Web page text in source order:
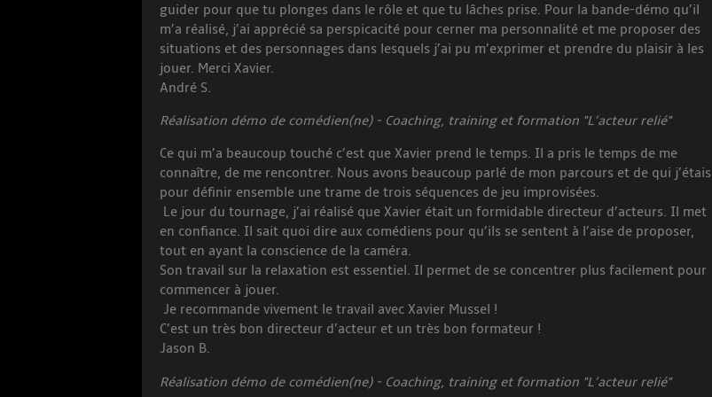
guider pour que tu plonges dans le rôle et que tu lâches prise. Pour la bande-démo qu’il
m’a réalisé, j’ai apprécié sa perspicacité pour cerner ma personnalité et me proposer des
situations et des personnages dans lesquels j’ai pu m’exprimer et prendre du plaisir à les
jouer. Merci Xavier.
André S.
Réalisation démo de comédien(ne) - Coaching, training et formation "L’acteur relié"
Ce qui m’a beaucoup touché c’est que Xavier prend le temps. Il a pris le temps de me
connaître, de me rencontrer. Nous avons beaucoup parlé de mon parcours et de qui j’étais
pour définir ensemble une trame de trois séquences de jeu improvisées.
Le jour du tournage, j’ai réalisé que Xavier était un formidable directeur d’acteurs. Il met
en confiance. Il sait quoi dire aux comédiens pour qu’ils se sentent à l’aise de proposer,
tout en ayant la conscience de la caméra.
Son travail sur la relaxation est essentiel. Il permet de se concentrer plus facilement pour
commencer à jouer.
Je recommande vivement le travail avec Xavier Mussel !
C’est un très bon directeur d’acteur et un très bon formateur !
Jason B.
Réalisation démo de comédien(ne) - Coaching, training et formation "L’acteur relié"